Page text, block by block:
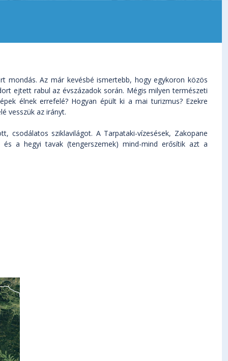
Az már kevésbé ismertebb, hogy egykoron közös
ejtett rabul az évszázadok során. Mégis milyen természeti
élnek errefelé? Hogyan épült ki a mai turizmus? Ezekre
vesszük az irányt.
sziklavilágot. A Tarpataki-vízesések, Zakopane
a hegyi tavak (tengerszemek) mind-mind erősítik azt a